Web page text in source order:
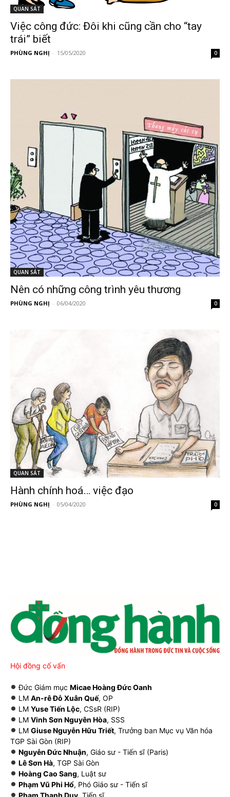
QUAN SÁT
Việc công đức: Đôi khi cũng cần cho “tay
trái” biết
PHÙNG NGHỊ - 15/05/2020 0
QUAN SÁT
Nên có những công trình yêu thương
PHÙNG NGHỊ - 06/04/2020 0
QUAN SÁT
Hành chính hoá… việc đạo
PHÙNG NGHỊ - 05/04/2020 0
Hội đồng cố vấn
Đức Giám mục Micae Hoàng Đức Oanh
LM An-rê Đỗ Xuân Quế, OP
LM Yuse Tiến Lộc, CSsR (RIP)
LM Vinh Sơn Nguyên Hòa, SSS
LM Giuse Nguyễn Hữu Triết, Trưởng ban Mục vụ Văn hóa
TGP Sài Gòn (RIP)
Nguyễn Đức Nhuận, Giáo sư - Tiến sĩ (Paris)
Lê Sơn Hà, TGP Sài Gòn
Hoàng Cao Sang, Luật sư
Phạm Vũ Phi Hổ, Phó Giáo sư - Tiến sĩ